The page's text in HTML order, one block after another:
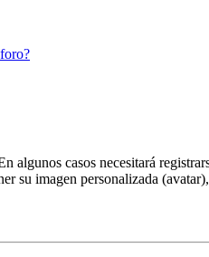
casos necesitará
imagen personalizada